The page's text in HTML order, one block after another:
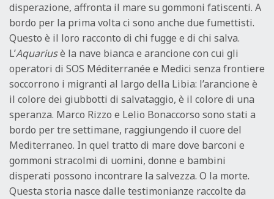
disperazione, affronta il mare su gommoni fatiscenti. A
bordo per la prima volta ci sono anche due fumettisti.
Questo è il loro racconto di chi fugge e di chi salva.
L’Aquariusè la nave bianca e arancione con cui gli
operatori di SOS Méditerranée e Medici senza frontiere
soccorrono i migranti al largo della Libia: l’arancione è
il colore dei giubbotti di salvataggio, è il colore di una
speranza. Marco Rizzo e Lelio Bonaccorso sono stati a
bordo per tre settimane, raggiungendo il cuore del
Mediterraneo. In quel tratto di mare dove barconi e
gommoni stracolmi di uomini, donne e bambini
disperati possono incontrare la salvezza. O la morte.
Questa storia nasce dalle testimonianze raccolte da